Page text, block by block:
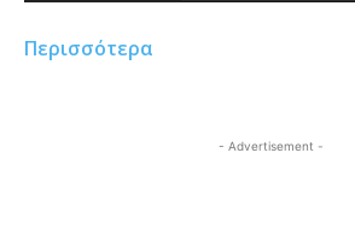
Περισσότερα
- Advertisement -